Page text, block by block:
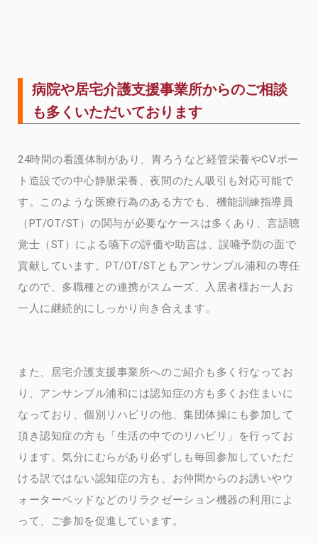
病院や居宅介護支援事業所からのご相談
も多くいただいております
24時間の看護体制があり、胃ろうなど経管栄養やCVポー
ト造設での中心静脈栄養、夜間のたん吸引も対応可能で
す。このような医療行為のある方でも、機能訓練指導員
（PT/OT/ST）の関与が必要なケースは多くあり、言語聴
覚士（ST）による嚥下の評価や助言は、誤嚥予防の面で
貢献しています。PT/OT/STともアンサンブル浦和の専任
なので、多職種との連携がスムーズ、入居者様お一人お
一人に継続的にしっかり向き合えます。
また、居宅介護支援事業所へのご紹介も多く行なってお
り、アンサンブル浦和には認知症の方も多くお住まいに
なっており、個別リハビリの他、集団体操にも参加して
頂き認知症の方も「生活の中でのリハビリ」を行ってお
ります。気分にむらがあり必ずしも毎回参加していただ
ける訳ではない認知症の方も、お仲間からのお誘いやウ
ォーターベッドなどのリラクゼーション機器の利用によ
って、ご参加を促進しています。